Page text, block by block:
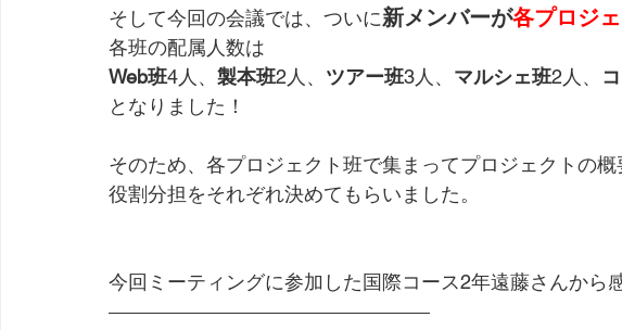
そして今回の会議では、ついに新メンバーが各プロジ
各班の配属人数は
Web班4人、 製本班2人、 ツアー班3人、 マルシェ班2人、
となりました！
そのため、各プロジェクト班で集まってプロジェクトの
役割分担をそれぞれ決めてもらいました。
今回ミーティングに参加した国際コース2年遠藤さんから